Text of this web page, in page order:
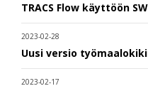
TRACS Flow käyttöön
2023-02-28
Uusi versio
2023-02-17